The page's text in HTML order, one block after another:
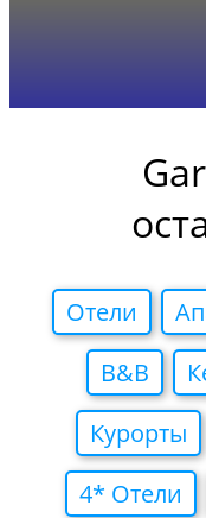
Отели
B&B
Курорты
4* Отели